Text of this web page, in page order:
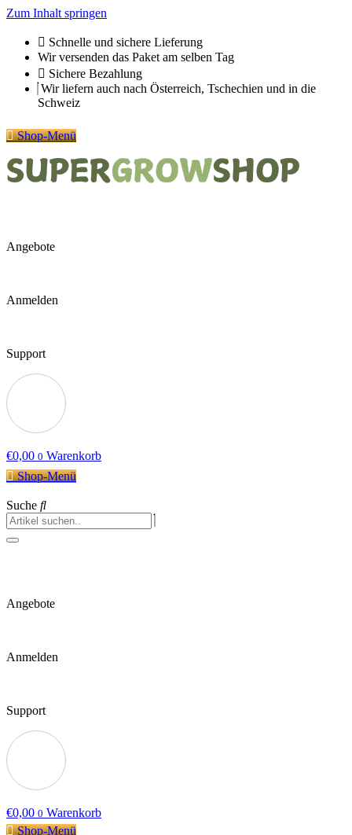
Zum Inhalt springen
Schnelle und sichere Lieferung
Wir versenden das Paket am selben Tag
Sichere Bezahlung
Wir liefern auch nach Österreich, Tschechien und in die
Schweiz
Shop-Menü
Angebote
Anmelden
Support
€0,00 0 Warenkorb
Shop-Menü
Suche
Angebote
Anmelden
Support
€0,00 0 Warenkorb
Shop-Menü